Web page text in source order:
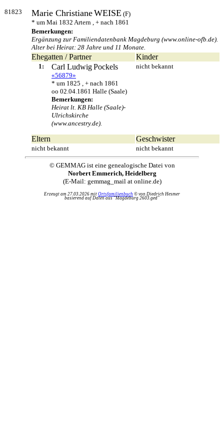
81823 Marie ChristianeWEISE (F)
* um Mai 1832 Artern , + nach 1861
Bemerkungen:
Ergänzung zur Familiendatenbank Magdeburg (www.online-ofb.de).
Alter bei Heirat: 28 Jahre und 11 Monate.
Ehegatten / Partner Kinder
1: Carl LudwigPockels
«56879»
* um 1825 , + nach 1861
oo 02.04.1861 Halle (Saale)
Bemerkungen:
Heirat lt. KB Halle (Saale)-
Ulrichskirche
(www.ancestry.de).
nicht bekannt
Eltern Geschwister
nicht bekannt nicht bekannt
© GEMMAG ist eine genealogische Datei von
Norbert Emmerich, Heidelberg
(E-Mail: gemmag_mail at online.de)
Erzeugt am 27.03.2026 mit Ortsfamilienbuch © von Diedrich Hesmer
basierend auf Daten aus "Magdeburg 2603.ged"